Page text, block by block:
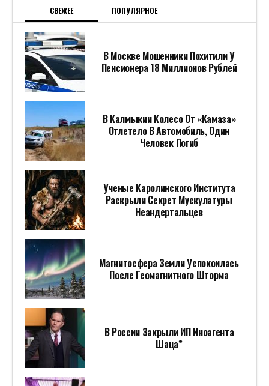
СВЕЖЕЕ ПОПУЛЯРНОЕ
В Москве Мошенники Похитили У
Пенсионера 18 Миллионов Рублей
В Калмыкии Колесо От «Камаза»
Отлетело В Автомобиль, Один
Человек Погиб
Ученые Каролинского Института
Раскрыли Секрет Мускулатуры
Неандертальцев
Магнитосфера Земли Успокоилась
После Геомагнитного Шторма
В России Закрыли ИП Иноагента
Шаца*